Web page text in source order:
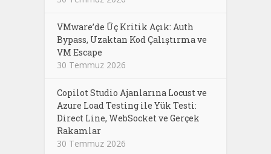
VMware’de Üç Kritik Açık: Auth
Bypass, Uzaktan Kod Çalıştırma ve
VM Escape
30 Temmuz 2026
Copilot Studio Ajanlarına Locust ve
Azure Load Testing ile Yük Testi:
Direct Line, WebSocket ve Gerçek
Rakamlar
30 Temmuz 2026